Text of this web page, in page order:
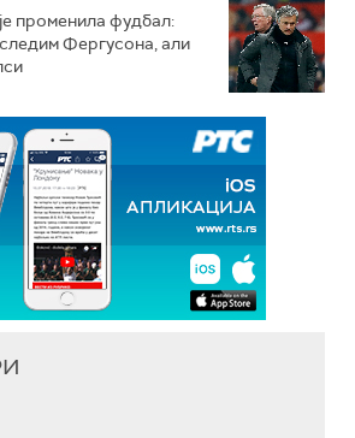
променила фудбал:
Фергусона, али